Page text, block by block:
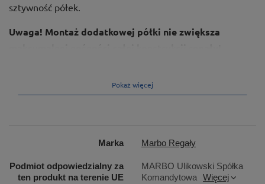
sztywność półek.
Uwaga! Montaż dodatkowej półki nie zwiększa
Pokaż więcej
Marka Marbo Regały
Podmiot odpowiedzialny za
ten produkt na terenie UE
MARBO Ulikowski Spółka
Komandytowa
Więcej